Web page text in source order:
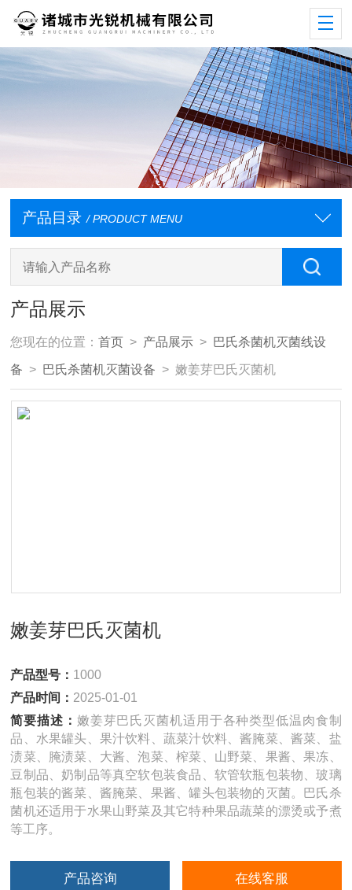
产品目录 / PRODUCT MENU
产品展示
您现在的位置：首页 > 产品展示 > 巴氏杀菌机灭菌线设
备 > 巴氏杀菌机灭菌设备 > 嫩姜芽巴氏灭菌机
嫩姜芽巴氏灭菌机
产品型号： 1000
产品时间： 2025-01-01
简要描述： 嫩姜芽巴氏灭菌机适用于各种类型低温肉食制
品、水果罐头、果汁饮料、蔬菜汁饮料、酱腌菜、酱菜、盐
渍菜、腌渍菜、大酱、泡菜、榨菜、山野菜、果酱、果冻、
豆制品、奶制品等真空软包装食品、软管软瓶包装物、玻璃
瓶包装的酱菜、酱腌菜、果酱、罐头包装物的灭菌。巴氏杀
菌机还适用于水果山野菜及其它特种果品蔬菜的漂烫或予煮
等工序。
产品咨询 在线客服